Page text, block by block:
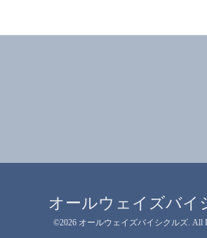
オールウェイズバイ
©2026 オールウェイズバイシクルズ. All